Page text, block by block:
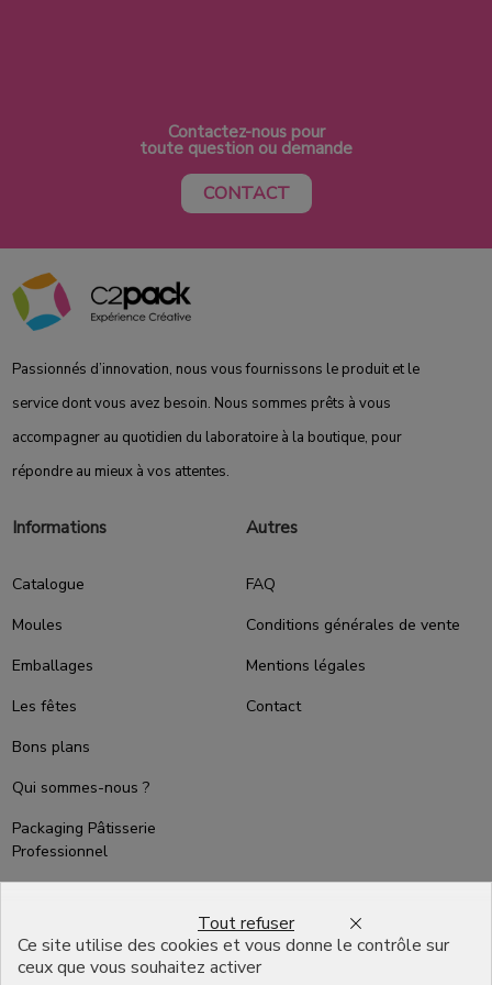
Contactez-nous pour
toute question ou demande
CONTACT
Passionnés d’innovation, nous vous fournissons le produit et le
service dont vous avez besoin. Nous sommes prêts à vous
accompagner au quotidien du laboratoire à la boutique, pour
répondre au mieux à vos attentes.
Informations
Catalogue
Moules
Emballages
Les fêtes
Bons plans
Qui sommes-nous ?
Packaging Pâtisserie
Professionnel
English
Autres
FAQ
Conditions générales de vente
Mentions légales
Contact
Ce site utilise des cookies et vous donne le contrôle sur
ceux que vous souhaitez activer
Tout refuser